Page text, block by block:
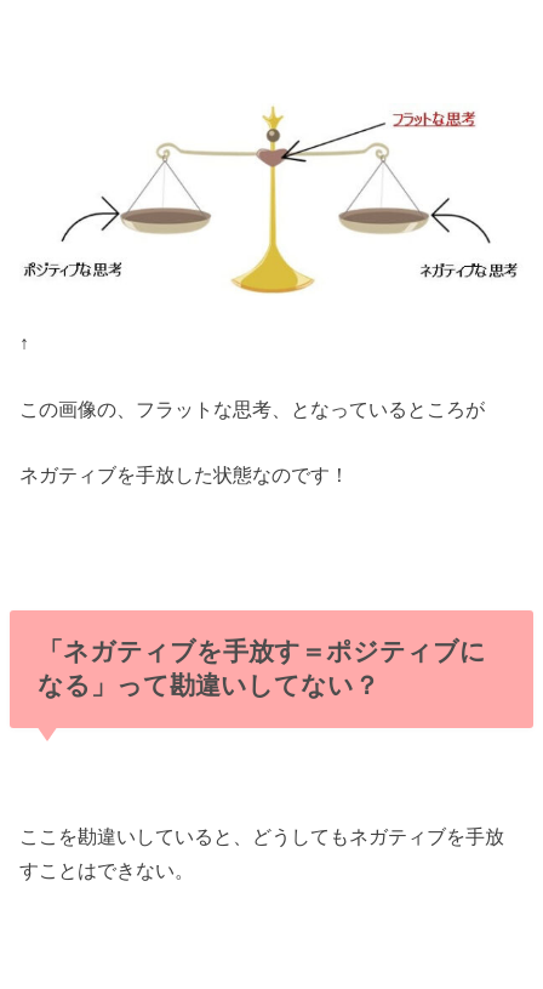
↑
この画像の、フラットな思考、となっているところが
ネガティブを手放した状態なのです！
「ネガティブを手放す＝ポジティブに
なる」って勘違いしてない？
ここを勘違いしていると、どうしてもネガティブを手放
すことはできない。